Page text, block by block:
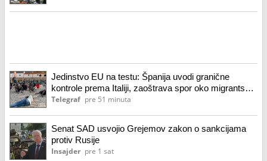
Jedinstvo EU na testu: Španija uvodi granične
kontrole prema Italiji, zaoštrava spor oko migrantske
krize
Telegraf pre 51 minuta
Senat SAD usvojio Grejemov zakon o sankcijama
protiv Rusije
Insajder pre 1 sat